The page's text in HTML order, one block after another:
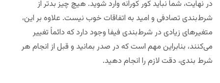
در نهایت، شما نباید کور کورانه وارد شوید. هیچ چیز بدتر از
شرط‌‌بندی تصادفی و امید به اتفاقات خوب نیست. علاوه بر این،
متغیرهای زیادی در شرط‌‌بندی فیفا وجود دارد که دائماً تغییر
می‌کنند، بنابراین مهم است که در صدر بمانید و قبل از انجام هر
شرط بندی، دقت لازم را انجام دهید.